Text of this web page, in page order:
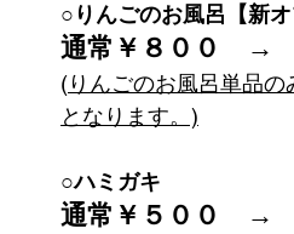
○りんごのお風呂【新オ
通常￥８００　→
(りんごのお風呂単品
となります。)
○ハミガキ
通常￥５００　→